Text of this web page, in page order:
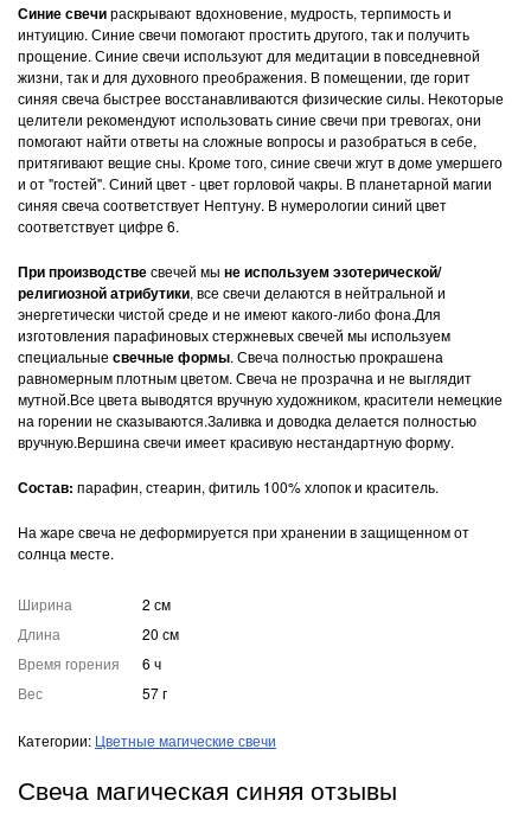
Синие свечираскрывают вдохновение, мудрость, терпимость и
интуицию. Синие свечи помогают простить другого, так и получить
прощение. Синие свечи используют для медитации в повседневной
жизни, так и для духовного преображения. В помещении, где горит
синяя свеча быстрее восстанавливаются физические силы. Некоторые
целители рекомендуют использовать синие свечи при тревогах, они
помогают найти ответы на сложные вопросы и разобраться в себе,
притягивают вещие сны. Кроме того, синие свечи жгут в доме умершего
и от "гостей". Синий цвет - цвет горловой чакры. В планетарной магии
синяя свеча соответствует Нептуну. В нумерологии синий цвет
соответствует цифре 6.
При производствесвечей мы не используем эзотерической/
религиозной атрибутики, все свечи делаются в нейтральной и
энергетически чистой среде и не имеют какого-либо фона.Для
изготовления парафиновых стержневых свечей мы используем
специальные свечные формы. Свеча полностью прокрашена
равномерным плотным цветом. Свеча не прозрачна и не выглядит
мутной.Все цвета выводятся вручную художником, красители немецкие
на горении не сказываются.Заливка и доводка делается полностью
вручную.Вершина свечи имеет красивую нестандартную форму.
Состав: парафин, стеарин, фитиль 100% хлопок и краситель.
На жаре свеча не деформируется при хранении в защищенном от
солнца месте.
Ширина
2 см
Длина
20 см
Время горения
6 ч
Вес
57 г
Категории: Цветные магические свечи
Свеча магическая синяя отзывы